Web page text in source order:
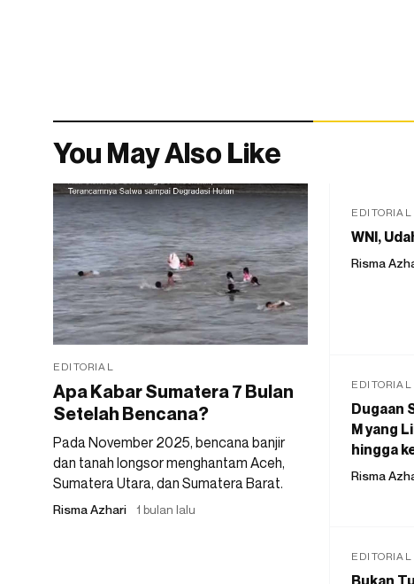
You May Also Like
EDITORIAL
Apa Kabar Sumatera 7 Bulan
Setelah Bencana?
Pada November 2025, bencana banjir
dan tanah longsor menghantam Aceh,
Sumatera Utara, dan Sumatera Barat.
Risma Azhari 1 bulan lalu
EDITORIAL
WNI,
Risma
EDITORIAL
Dugaan
M yang
hingga
Risma
EDITORIAL